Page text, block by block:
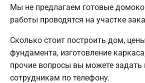
Мы не предлагаем готовые
работы проводятся на участке
Сколько стоит построить дом,
фундамента, изготовление
прочие вопросы вы можете
сотрудникам по телефону.